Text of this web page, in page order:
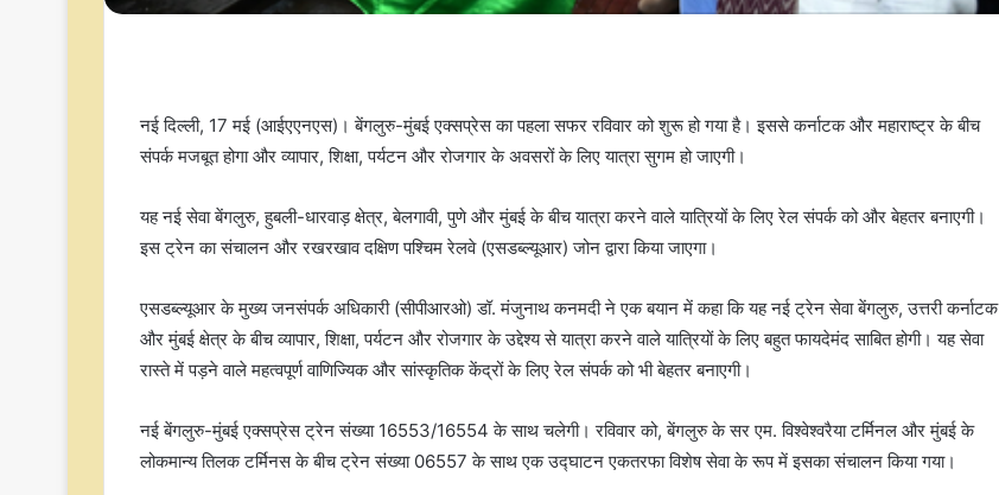
नई दिल्ली, 17 मई (आईएएनएस)। बेंगलुरु-मुंबई एक्सप्रेस का पहला सफर रविवार को शुरू हो गया है। इससे कर्नाटक और महाराष्ट्र के बीच
संपर्क मजबूत होगा और व्यापार, शिक्षा, पर्यटन और रोजगार के अवसरों के लिए यात्रा सुगम हो जाएगी।
यह नई सेवा बेंगलुरु, हुबली-धारवाड़ क्षेत्र, बेलगावी, पुणे और मुंबई के बीच यात्रा करने वाले यात्रियों के लिए रेल संपर्क को और बेहतर बनाएगी।
इस ट्रेन का संचालन और रखरखाव दक्षिण पश्चिम रेलवे (एसडब्ल्यूआर) जोन द्वारा किया जाएगा।
एसडब्ल्यूआर के मुख्य जनसंपर्क अधिकारी (सीपीआरओ) डॉ. मंजुनाथ कनमदी ने एक बयान में कहा कि यह नई ट्रेन सेवा बेंगलुरु, उत्तरी कर्नाटक
और मुंबई क्षेत्र के बीच व्यापार, शिक्षा, पर्यटन और रोजगार के उद्देश्य से यात्रा करने वाले यात्रियों के लिए बहुत फायदेमंद साबित होगी। यह सेवा
रास्ते में पड़ने वाले महत्वपूर्ण वाणिज्यिक और सांस्कृतिक केंद्रों के लिए रेल संपर्क को भी बेहतर बनाएगी।
नई बेंगलुरु-मुंबई एक्सप्रेस ट्रेन संख्या 16553/16554 के साथ चलेगी। रविवार को, बेंगलुरु के सर एम. विश्वेश्वरैया टर्मिनल और मुंबई के
लोकमान्य तिलक टर्मिनस के बीच ट्रेन संख्या 06557 के साथ एक उद्घाटन एकतरफा विशेष सेवा के रूप में इसका संचालन किया गया।